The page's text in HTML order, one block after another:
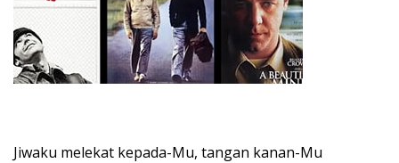
Jiwaku melekat kepada-Mu, tangan kanan-Mu